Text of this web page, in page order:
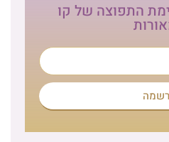
התפוצה של קו